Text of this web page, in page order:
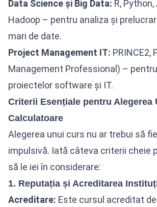
Data Science și Big Data: R,
Hadoop – pentru analiza și
mari de date.
Project Management IT: PRINCE2,
Management Professional) –
proiectelor software și IT.
Criterii Esențiale pentru Alegerea
Calculatoare
Alegerea unui curs nu ar trebui să
impulsivă. Iată câteva criterii cheie
să le iei în considerare:
1. Reputația și Acreditarea
Acreditare: Este cursul acreditat